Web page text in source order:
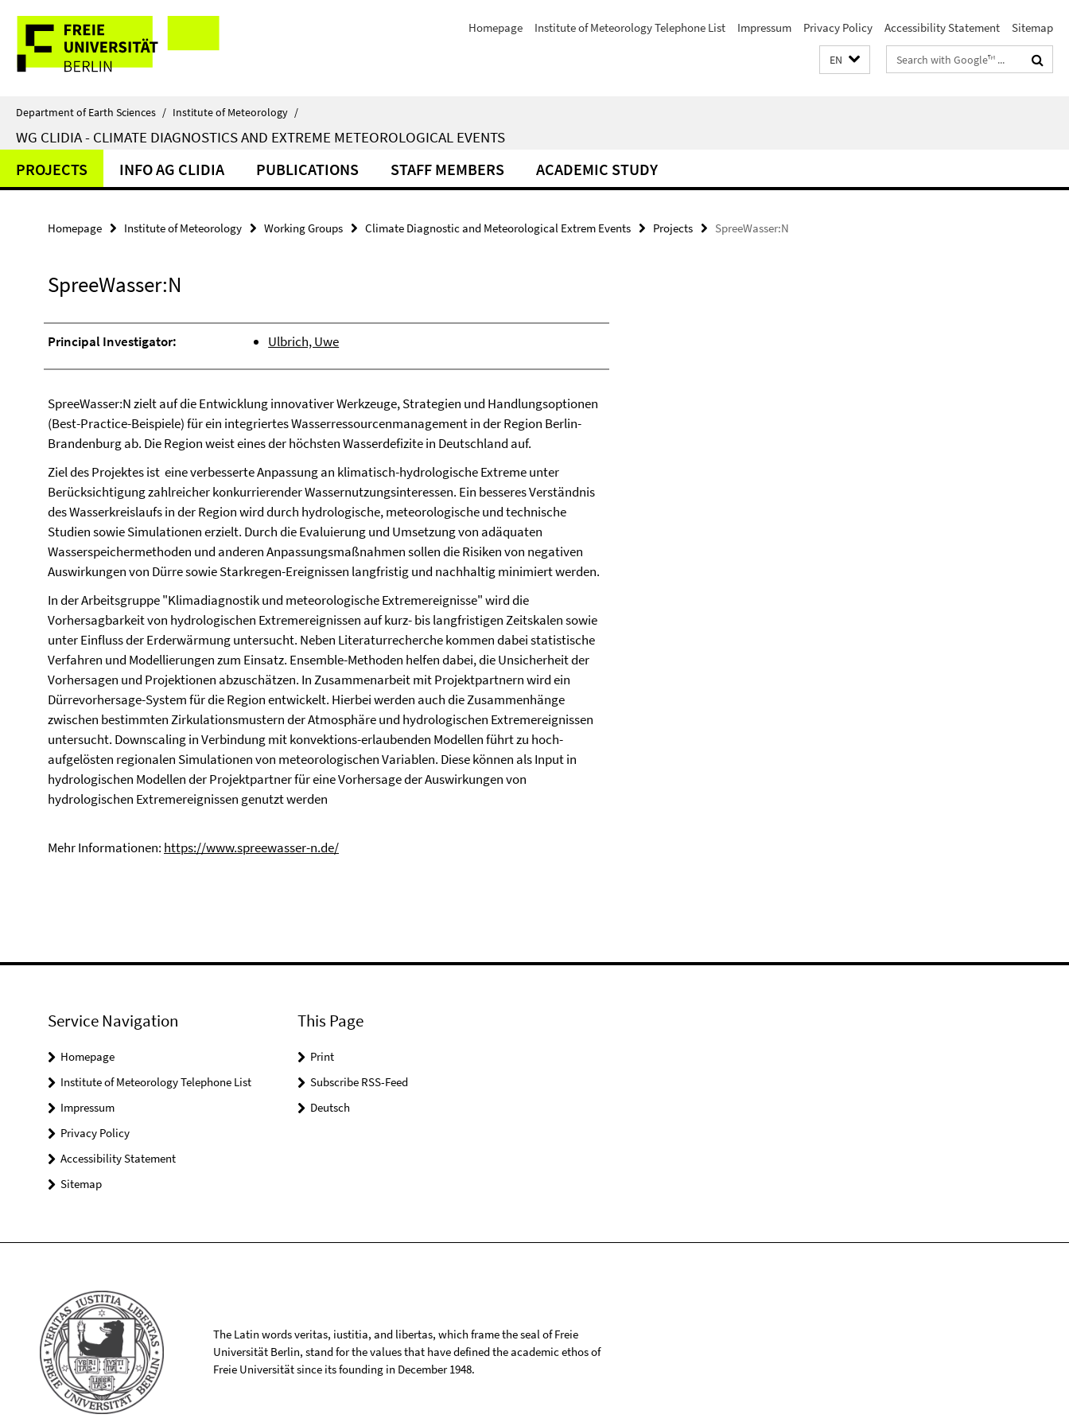
direkt
Inhalt
Service
Navigation
Homepage Institute of Meteorology Telephone List Impressum Privacy Policy Accessibility Statement Sitemap
EN
Search
terms
Department of Earth Sciences / Institute of Meteorology /
WG CLIDIA - CLIMATE DIAGNOSTICS AND EXTREME METEOROLOGICAL EVENTS
PROJECTS INFO AG CLIDIA PUBLICATIONS STAFF MEMBERS ACADEMIC STUDY
Homepage Institute of Meteorology Working Groups Climate Diagnostic and Meteorological Extrem Events Projects SpreeWasser:N
SpreeWasser:N
Principal Investigator: Ulbrich, Uwe
SpreeWasser:N zielt auf die Entwicklung innovativer Werkzeuge, Strategien und Handlungsoptionen
(Best-Practice-Beispiele) für ein integriertes Wasserressourcenmanagement in der Region Berlin-
Brandenburg ab. Die Region weist eines der höchsten Wasserdefizite in Deutschland auf.
Ziel des Projektes ist eine verbesserte Anpassung an klimatisch-hydrologische Extreme unter
Berücksichtigung zahlreicher konkurrierender Wassernutzungsinteressen. Ein besseres Verständnis
des Wasserkreislaufs in der Region wird durch hydrologische, meteorologische und technische
Studien sowie Simulationen erzielt. Durch die Evaluierung und Umsetzung von adäquaten
Wasserspeichermethoden und anderen Anpassungsmaßnahmen sollen die Risiken von negativen
Auswirkungen von Dürre sowie Starkregen-Ereignissen langfristig und nachhaltig minimiert werden.
In der Arbeitsgruppe "Klimadiagnostik und meteorologische Extremereignisse" wird die
Vorhersagbarkeit von hydrologischen Extremereignissen auf kurz- bis langfristigen Zeitskalen sowie
unter Einfluss der Erderwärmung untersucht. Neben Literaturrecherche kommen dabei statistische
Verfahren und Modellierungen zum Einsatz. Ensemble-Methoden helfen dabei, die Unsicherheit der
Vorhersagen und Projektionen abzuschätzen. In Zusammenarbeit mit Projektpartnern wird ein
Dürrevorhersage-System für die Region entwickelt. Hierbei werden auch die Zusammenhänge
zwischen bestimmten Zirkulationsmustern der Atmosphäre und hydrologischen Extremereignissen
untersucht. Downscaling in Verbindung mit konvektions-erlaubenden Modellen führt zu hoch-
aufgelösten regionalen Simulationen von meteorologischen Variablen. Diese können als Input in
hydrologischen Modellen der Projektpartner für eine Vorhersage der Auswirkungen von
hydrologischen Extremereignissen genutzt werden
Mehr Informationen: https://www.spreewasser-n.de/
Service Navigation
Homepage
Institute of Meteorology Telephone List
Impressum
Privacy Policy
Accessibility Statement
Sitemap
This Page
Print
Subscribe RSS-Feed
Deutsch
The Latin words veritas, iustitia, and libertas, which frame the seal of Freie
Universität Berlin, stand for the values that have defined the academic ethos of
Freie Universität since its founding in December 1948.